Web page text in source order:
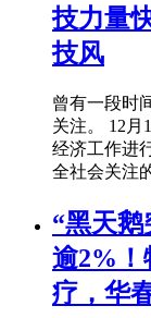
技力量
技风
曾有一段时
关注。 12月
经济工作进
全社会关注
“黑天
逾2%！
疗，华